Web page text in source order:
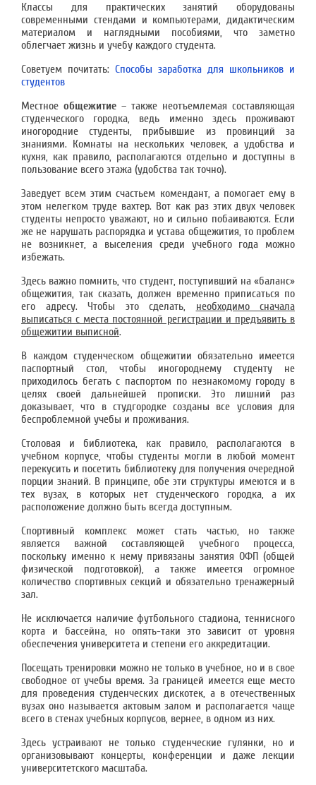
Классы для практических занятий оборудованы
современными стендами и компьютерами, дидактическим
материалом и наглядными пособиями, что заметно
облегчает жизнь и учебу каждого студента.
Советуем почитать: Способы заработка для школьников и
студентов
Местное общежитие – также неотъемлемая составляющая
студенческого городка, ведь именно здесь проживают
иногородние студенты, прибывшие из провинций за
знаниями. Комнаты на нескольких человек, а удобства и
кухня, как правило, располагаются отдельно и доступны в
пользование всего этажа (удобства так точно).
Заведует всем этим счастьем комендант, а помогает ему в
этом нелегком труде вахтер. Вот как раз этих двух человек
студенты непросто уважают, но и сильно побаиваются. Если
же не нарушать распорядка и устава общежития, то проблем
не возникнет, а выселения среди учебного года можно
избежать.
Здесь важно помнить, что студент, поступивший на «баланс»
общежития, так сказать, должен временно приписаться по
его адресу. Чтобы это сделать, необходимо сначала
выписаться с места постоянной регистрации и предъявить в
общежитии выписной.
В каждом студенческом общежитии обязательно имеется
паспортный стол, чтобы иногороднему студенту не
приходилось бегать с паспортом по незнакомому городу в
целях своей дальнейшей прописки. Это лишний раз
доказывает, что в студгородке созданы все условия для
беспроблемной учебы и проживания.
Столовая и библиотека, как правило, располагаются в
учебном корпусе, чтобы студенты могли в любой момент
перекусить и посетить библиотеку для получения очередной
порции знаний. В принципе, обе эти структуры имеются и в
тех вузах, в которых нет студенческого городка, а их
расположение должно быть всегда доступным.
Спортивный комплекс может стать частью, но также
является важной составляющей учебного процесса,
поскольку именно к нему привязаны занятия ОФП (общей
физической подготовкой), а также имеется огромное
количество спортивных секций и обязательно тренажерный
зал.
Не исключается наличие футбольного стадиона, теннисного
корта и бассейна, но опять-таки это зависит от уровня
обеспечения университета и степени его аккредитации.
Посещать тренировки можно не только в учебное, но и в свое
свободное от учебы время. За границей имеется еще место
для проведения студенческих дискотек, а в отечественных
вузах оно называется актовым залом и располагается чаще
всего в стенах учебных корпусов, вернее, в одном из них.
Здесь устраивают не только студенческие гулянки, но и
организовывают концерты, конференции и даже лекции
университетского масштаба.